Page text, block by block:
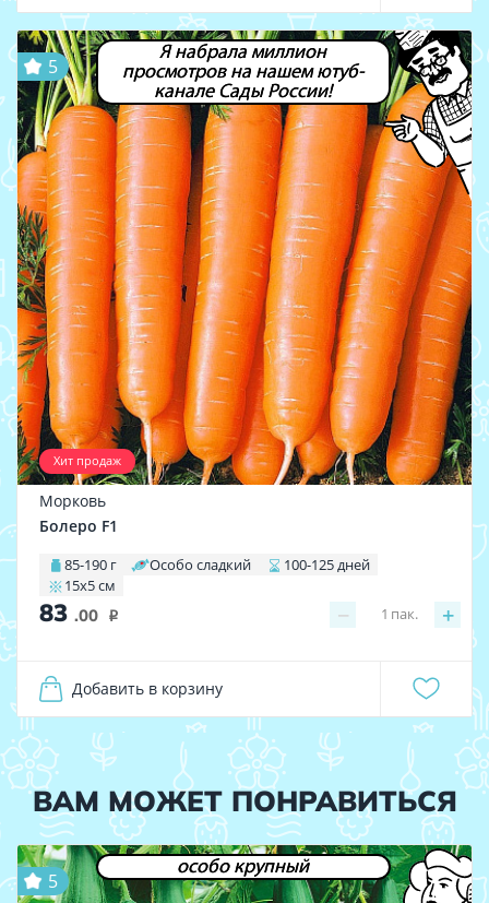
Я набрала миллион
просмотров на нашем ютуб-
канале Сады России!
Хит продаж
5
Морковь
Болеро F1
85-190 г Особо сладкий
100-125 дней
15х5 см
83 .00 i − +
1 пак.
Добавить в корзину
ВАМ МОЖЕТ ПОНРАВИТЬСЯ
особо крупный
5